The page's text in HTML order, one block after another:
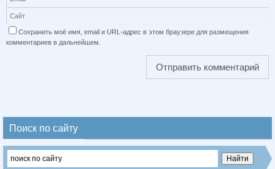
Сохранить моё имя, email и URL-адрес в этом браузере для размещения
комментариев в дальнейшем.
Поиск по сайту